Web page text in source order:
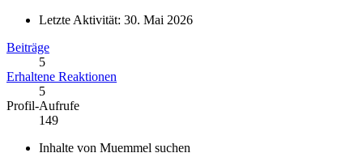
Letzte Aktivität: 30. Mai 2026
Beiträge
5
Erhaltene Reaktionen
5
Profil-Aufrufe
149
Inhalte von Muemmel suchen